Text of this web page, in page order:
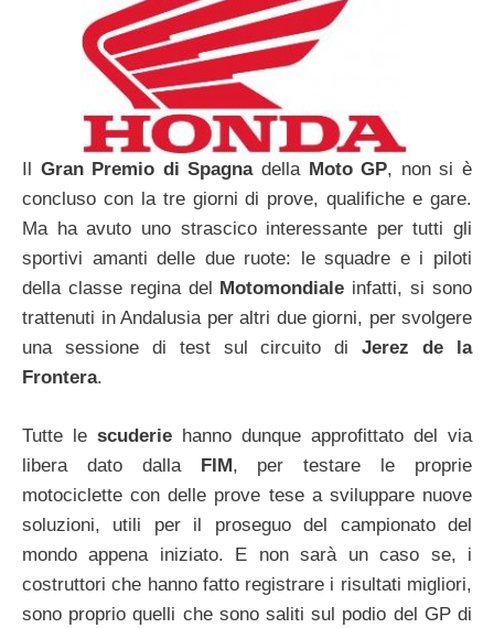
Il Gran Premio di Spagnadella Moto GP, non si è
concluso con la tre giorni di prove, qualifiche e gare.
Ma ha avuto uno strascico interessante per tutti gli
sportivi amanti delle due ruote: le squadre e i piloti
della classe regina del Motomondiale infatti, si sono
trattenuti in Andalusia per altri due giorni, per svolgere
una sessione di test sul circuito diJerez de la
Frontera.
Tutte le scuderie hanno dunque approfittato del via
libera dato dalla FIM, per testare le proprie
motociclette con delle prove tese a sviluppare nuove
soluzioni, utili per il proseguo del campionato del
mondo appena iniziato. E non sarà un caso se, i
costruttori che hanno fatto registrare i risultati migliori,
sono proprio quelli che sono saliti sul podio del GP di